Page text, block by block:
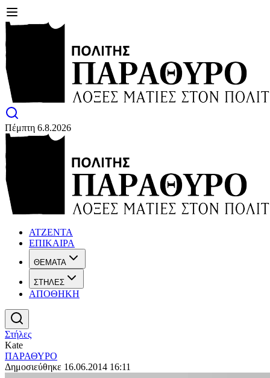
Πέμπτη 6.8.2026
ΑΤΖΕΝΤΑ
ΕΠΙΚΑΙΡΑ
ΘΕΜΑΤΑ
ΣΤΗΛΕΣ
ΑΠΟΘΗΚΗ
Στήλες
Kate
ΠΑΡΑΘΥΡΟ
Δημοσιεύθηκε 16.06.2014 16:11